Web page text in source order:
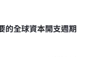
的全球資本開支週期